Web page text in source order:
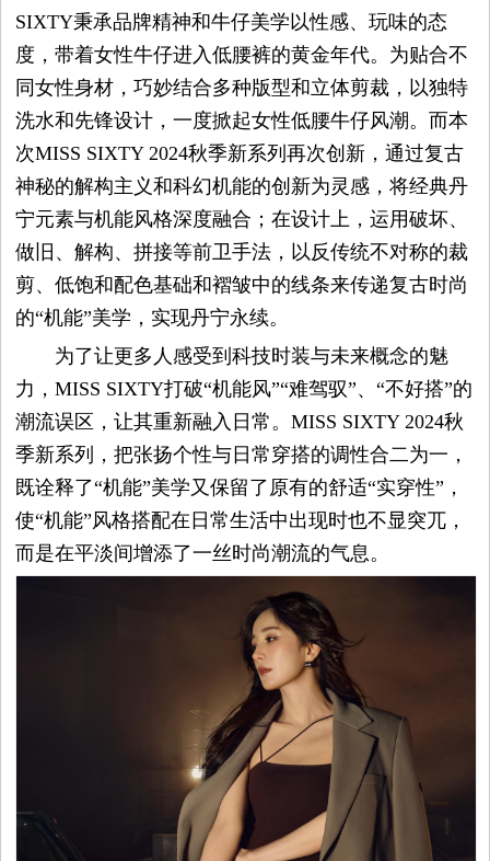
SIXTY秉承品牌精神和牛仔美学以性感、玩味的态
度，带着女性牛仔进入低腰裤的黄金年代。为贴合不
同女性身材，巧妙结合多种版型和立体剪裁，以独特
洗水和先锋设计，一度掀起女性低腰牛仔风潮。而本
次MISS SIXTY 2024秋季新系列再次创新，通过复古
神秘的解构主义和科幻机能的创新为灵感，将经典丹
宁元素与机能风格深度融合；在设计上，运用破坏、
做旧、解构、拼接等前卫手法，以反传统不对称的裁
剪、低饱和配色基础和褶皱中的线条来传递复古时尚
的“机能”美学，实现丹宁永续。
为了让更多人感受到科技时装与未来概念的魅
力，MISS SIXTY打破“机能风”“难驾驭”、“不好搭”的
潮流误区，让其重新融入日常。MISS SIXTY 2024秋
季新系列，把张扬个性与日常穿搭的调性合二为一，
既诠释了“机能”美学又保留了原有的舒适“实穿性”，
使“机能”风格搭配在日常生活中出现时也不显突兀，
而是在平淡间增添了一丝时尚潮流的气息。